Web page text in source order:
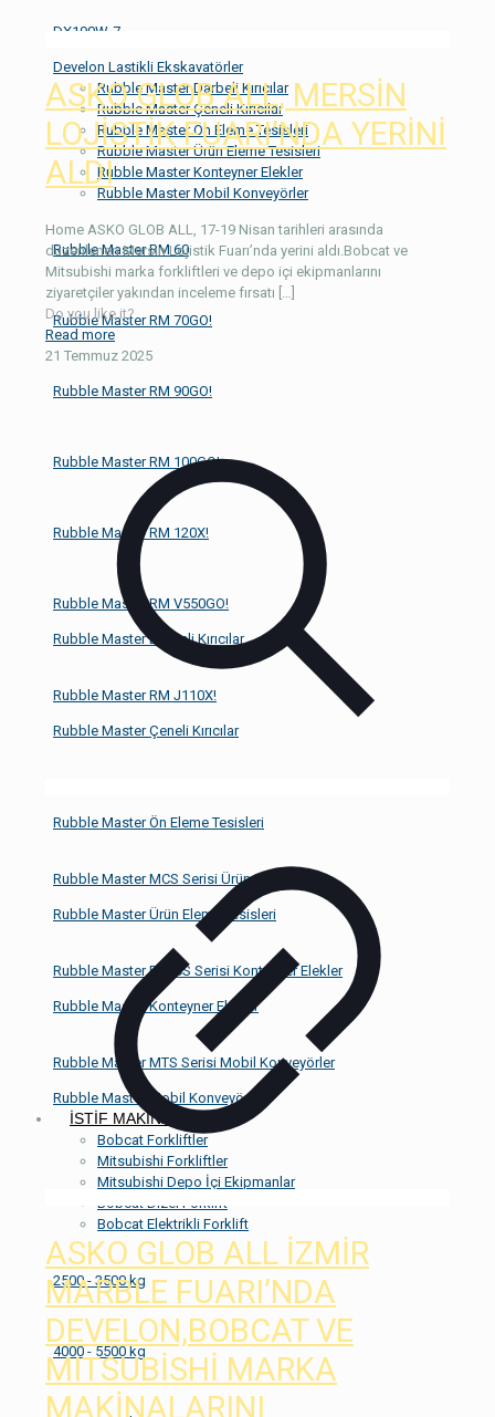
DX190W-7
Develon Lastikli Ekskavatörler
Rubble Master Darbeli Kırıcılar
Rubble Master Çeneli Kırıcılar
Rubble Master Ön Eleme Tesisleri
Rubble Master Ürün Eleme Tesisleri
Rubble Master Konteyner Elekler
Rubble Master Mobil Konveyörler
Rubble Master RM 60
Rubble Master RM 70GO!
Rubble Master RM 90GO!
Rubble Master RM 100GO!
Rubble Master RM 120X!
Rubble Master RM V550GO!
Rubble Master Darbeli Kırıcılar
Rubble Master RM J110X!
Rubble Master Çeneli Kırıcılar
Rubble Master Ön Eleme Tesisleri
Rubble Master MCS Serisi Ürün Elekleri
Rubble Master Ürün Eleme Tesisleri
Rubble Master RM CS Serisi Konteyner Elekler
Rubble Master Konteyner Elekler​
Rubble Master MTS Serisi Mobil Konveyörler
Rubble Master Mobil Konveyörler
İSTİF MAKİNALARI
Bobcat Forkliftler
Mitsubishi Forkliftler
Mitsubishi Depo İçi Ekipmanlar
Bobcat Dizel Forklift
Bobcat Elektrikli Forklift
2500 - 3500 kg
4000 - 5500 kg
ASKO GLOB ALL, MERSİN
LOJİSTİK FUARI’NDA YERİNİ
ALDI
Home ASKO GLOB ALL, 17-19 Nisan tarihleri arasında
düzenlenen Mersin Lojistik Fuarı’nda yerini aldı.Bobcat ve
Mitsubishi marka forkliftleri ve depo içi ekipmanlarını
ziyaretçiler yakından inceleme fırsatı […]
Do you like it?
Read more
21 Temmuz 2025
ASKO GLOB ALL İZMİR
MARBLE FUARI’NDA
DEVELON,BOBCAT VE
MITSUBİSHİ MARKA
MAKİNALARINI